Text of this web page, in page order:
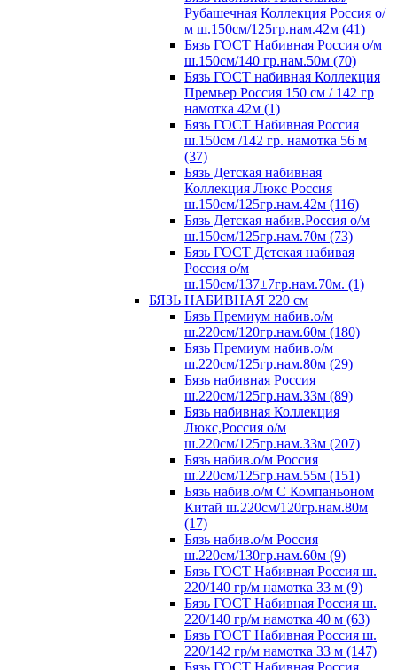
Рубашечная Коллекция Россия о/
м ш.150см/125гр.нам.42м (41)
Бязь ГОСТ Набивная Россия о/м
ш.150см/140 гр.нам.50м (70)
Бязь ГОСТ набивная Коллекция
Премьер Россия 150 см / 142 гр
намотка 42м (1)
Бязь ГОСТ Набивная Россия
ш.150см /142 гр. намотка 56 м
(37)
Бязь Детская набивная
Коллекция Люкс Россия
ш.150см/125гр.нам.42м (116)
Бязь Детская набив.Россия о/м
ш.150см/125гр.нам.70м (73)
Бязь ГОСТ Детская набивая
Россия о/м
ш.150см/137±7гр.нам.70м. (1)
БЯЗЬ НАБИВНАЯ 220 см
Бязь Премиум набив.о/м
ш.220см/120гр.нам.60м (180)
Бязь Премиум набив.о/м
ш.220см/125гр.нам.80м (29)
Бязь набивная Россия
ш.220см/125гр.нам.33м (89)
Бязь набивная Коллекция
Люкс,Россия о/м
ш.220см/125гр.нам.33м (207)
Бязь набив.о/м Россия
ш.220см/125гр.нам.55м (151)
Бязь набив.о/м С Компаньоном
Китай ш.220см/120гр.нам.80м
(17)
Бязь набив.о/м Россия
ш.220см/130гр.нам.60м (9)
Бязь ГОСТ Набивная Россия ш.
220/140 гр/м намотка 33 м (9)
Бязь ГОСТ Набивная Россия ш.
220/140 гр/м намотка 40 м (63)
Бязь ГОСТ Набивная Россия ш.
220/142 гр/м намотка 33 м (147)
Бязь ГОСТ Набивная Россия